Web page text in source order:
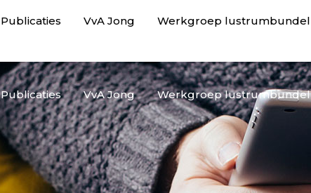
Publicaties VvA Jong Werkgroep lustrumbundel
Publicaties VvA Jong Werkgroep lustrumbundel